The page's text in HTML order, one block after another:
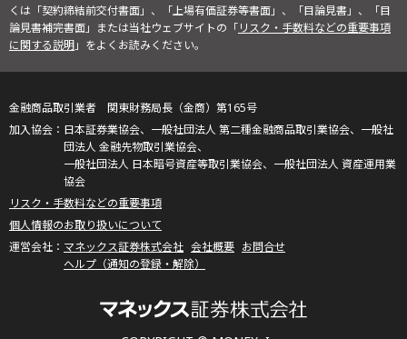
くは「契約締結前交付書面」、「上場有価証券等書面」、「目論見書」、「目
論見書補完書面」または当社ウェブサイトの「リスク・手数料などの重要事項
に関する説明」をよくお読みください。
金融商品取引業者 関東財務局長（金商）第165号
日本証券業協会、一般社団法人 第二種金融商品取引業協会、一般社
団法人 金融先物取引業協会、
一般社団法人 日本暗号資産等取引業協会、一般社団法人 資産運用業
協会
リスク・手数料などの重要事項
個人情報のお取り扱いについて
マネックス証券株式会社 会社概要 お問合せ
ヘルプ（通知の登録・解除）